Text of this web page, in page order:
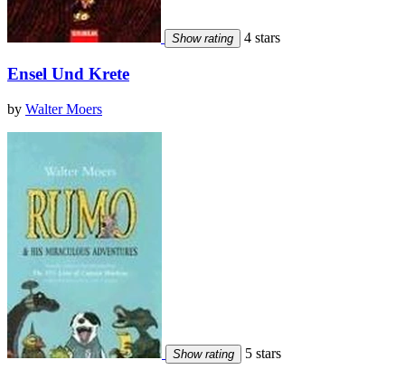
Show rating 4 stars
Ensel Und Krete
by Walter Moers
Show rating 5 stars